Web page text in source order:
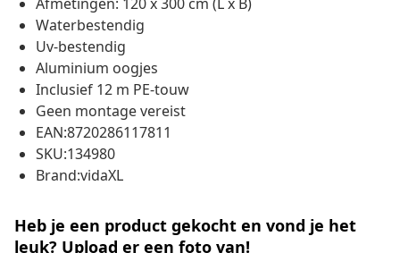
Waterbestendig
Uv-bestendig
Aluminium oogjes
Inclusief 12 m PE-touw
Geen montage vereist
EAN:8720286117811
SKU:134980
Brand:vidaXL
Heb je een product gekocht en vond je het
leuk? Upload er een foto van!